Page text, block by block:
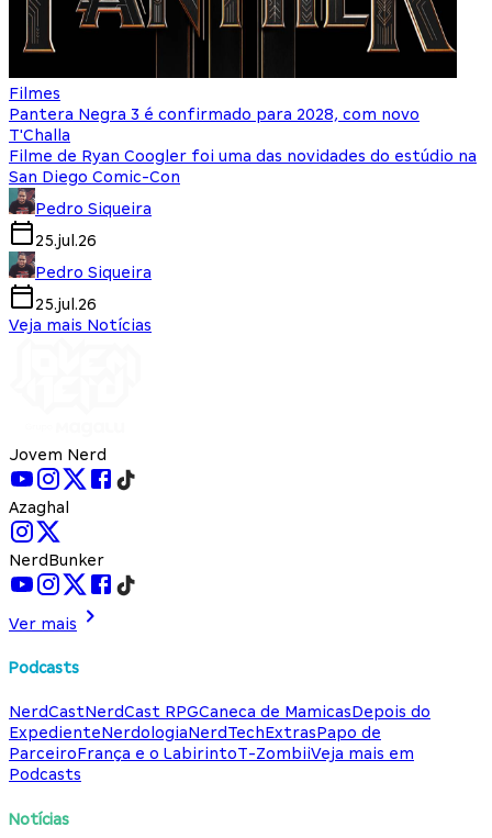
Filmes
Pantera Negra 3 é confirmado para 2028, com novo
T'Challa
Filme de Ryan Coogler foi uma das novidades do estúdio na
San Diego Comic-Con
Pedro Siqueira
25.jul.26
Pedro Siqueira
25.jul.26
Veja mais Notícias
Jovem Nerd
Azaghal
NerdBunker
Ver mais
Podcasts
NerdCastNerdCast RPGCaneca de MamicasDepois do
ExpedienteNerdologiaNerdTechExtrasPapo de
ParceiroFrança e o LabirintoT-ZombiiVeja mais em
Podcasts
Notícias